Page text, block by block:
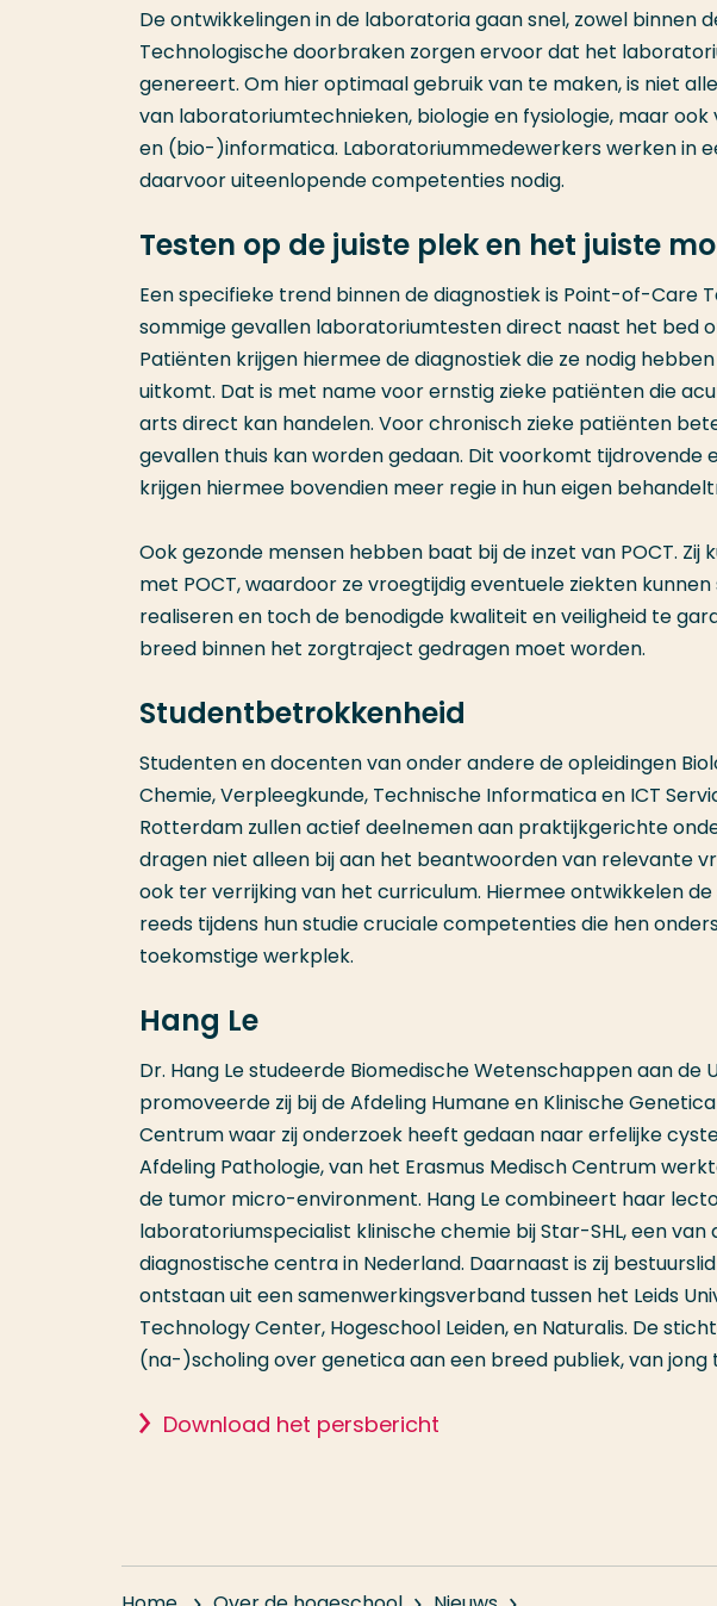
De ontwikkelingen in de laboratoria gaan snel, zowel binnen
Technologische doorbraken zorgen ervoor dat het
genereert. Om hier optimaal gebruik van te maken, is niet
van laboratoriumtechnieken, biologie en fysiologie, maar
en (bio-)informatica. Laboratoriummedewerkers werken in
daarvoor uiteenlopende competenties nodig.
Testen op de juiste plek en het juiste
Een specifieke trend binnen de diagnostiek is Point-of-Care
sommige gevallen laboratoriumtesten direct naast het bed
Patiënten krijgen hiermee de diagnostiek die ze nodig
uitkomt. Dat is met name voor ernstig zieke patiënten die
arts direct kan handelen. Voor chronisch zieke patiënten
gevallen thuis kan worden gedaan. Dit voorkomt tijdrovende
krijgen hiermee bovendien meer regie in hun eigen
Ook gezonde mensen hebben baat bij de inzet van POCT.
met POCT, waardoor ze vroegtijdig eventuele ziekten
realiseren en toch de benodigde kwaliteit en veiligheid te
breed binnen het zorgtraject gedragen moet worden.
Studentbetrokkenheid
Studenten en docenten van onder andere de opleidingen
Chemie, Verpleegkunde, Technische Informatica en ICT
Rotterdam zullen actief deelnemen aan praktijkgerichte
dragen niet alleen bij aan het beantwoorden van relevante
ook ter verrijking van het curriculum. Hiermee ontwikkelen
reeds tijdens hun studie cruciale competenties die hen
toekomstige werkplek.
Hang Le
Dr. Hang Le studeerde Biomedische Wetenschappen aan de
promoveerde zij bij de Afdeling Humane en Klinische
Centrum waar zij onderzoek heeft gedaan naar erfelijke
Afdeling Pathologie, van het Erasmus Medisch Centrum
de tumor micro-environment. Hang Le combineert haar
laboratoriumspecialist klinische chemie bij Star-SHL, een
diagnostische centra in Nederland. Daarnaast is zij
ontstaan uit een samenwerkingsverband tussen het Leids
Technology Center, Hogeschool Leiden, en Naturalis. De
(na-)scholing over genetica aan een breed publiek, van
Download het persbericht